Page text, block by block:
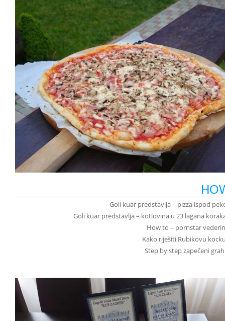
Goli kuar predstavlja – pizza ispod
Goli kuar predstavlja – kotlovina u 23 lagana
How to – pornstar
Kako riješiti Rubikovu
Step by step zapečeni